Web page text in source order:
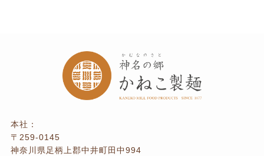
本社：
〒259-0145
神奈川県足柄上郡中井町田中994